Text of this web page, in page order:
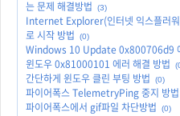
는 문제 해결방법
(3)
Internet Explorer(인터넷 익스플러워
로 시작 방법
(0)
Windows 10 Update 0x800706d9
윈도우 0x81000101 에러 해결 방법
간단하게 윈도우 클린 부팅 방법 (0)
파이어폭스 TelemetryPing 중지 방법
파이어폭스에서 gif파일 차단방법 (0)